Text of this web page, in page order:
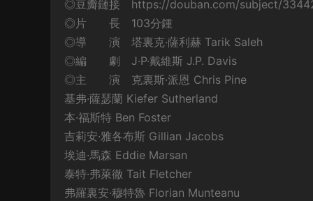
◎豆瓣鏈接 https://douban.com/subject/
◎片 長 103分鍾
◎導 演 塔裏克·薩利赫 Tarik Saleh
◎編 劇 J·P·戴維斯 J.P. Davis
◎主 演 克裏斯·派恩 Chris Pine
基弗·薩瑟蘭 Kiefer Sutherland
本·福斯特 Ben Foster
吉莉安·雅各布斯 Gillian Jacobs
埃迪·馬森 Eddie Marsan
泰特·弗萊徹 Tait Fletcher
弗羅裏安·穆特魯 Florian Munteanu